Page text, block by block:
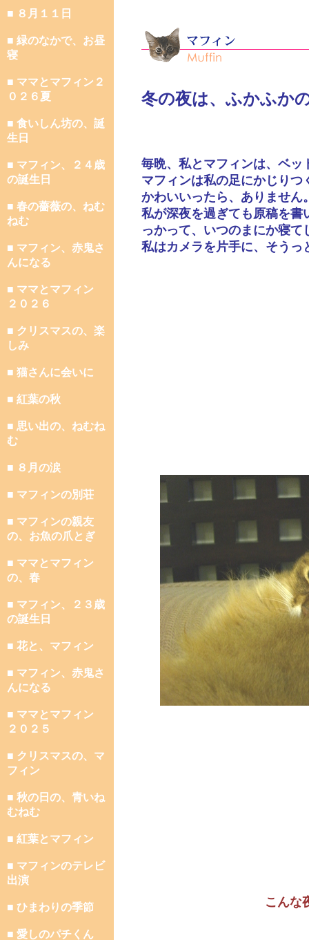
■ ８月１１日
■ 緑のなかで、お昼
寝
■ ママとマフィン２
０２６夏
■ 食いしん坊の、誕
生日
■ マフィン、２４歳
の誕生日
■ 春の薔薇の、ねむ
ねむ
■ マフィン、赤鬼さ
んになる
■ ママとマフィン
２０２６
■ クリスマスの、楽
しみ
■ 猫さんに会いに
■ 紅葉の秋
■ 思い出の、ねむね
む
■ ８月の涙
■ マフィンの別荘
■ マフィンの親友
の、お魚の爪とぎ
■ ママとマフィン
の、春
■ マフィン、２３歳
の誕生日
■ 花と、マフィン
■ マフィン、赤鬼さ
んになる
■ ママとマフィン
２０２５
■ クリスマスの、マ
フィン
■ 秋の日の、青いね
むねむ
■ 紅葉とマフィン
■ マフィンのテレビ
出演
■ ひまわりの季節
■ 愛しのパチくん
冬の夜は、ふかふか
毎晩、私とマフィンは、ベッ
マフィンは私の足にかじりつ
かわいいったら、ありません
私が深夜を過ぎても原稿を書
っかって、いつのまにか寝
私はカメラを片手に、そうっ
こんな